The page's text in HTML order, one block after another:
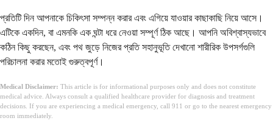
প্রতিটি দিন আপনাকে চিকিৎসা সম্পন্ন করার এবং এগিয়ে যাওয়ার কাছাকাছি নিয়ে আসে।
এটিকে একদিন, বা এমনকি এক ঘন্টা ধরে নেওয়া সম্পূর্ণ ঠিক আছে। আপনি অবিশ্বাস্যভাবে
কঠিন কিছু করছেন, এবং পথ জুড়ে নিজের প্রতি সহানুভূতি দেখানো শারীরিক উপসর্গগুলি
পরিচালনা করার মতোই গুরুত্বপূর্ণ।
Medical Disclaimer: This article is for informational purposes only and does not constitute
medical advice. Always consult a qualified healthcare provider for diagnosis and treatment
decisions. If you are experiencing a medical emergency, call 911 or go to the nearest emergency
room immediately.